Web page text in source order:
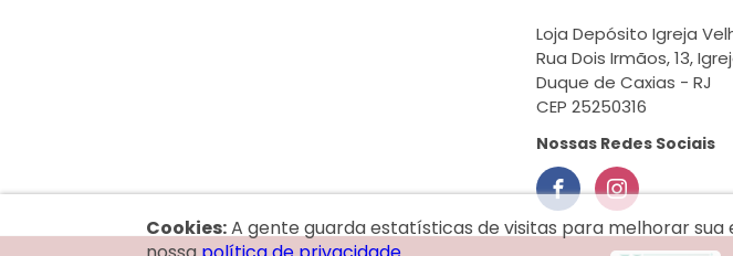
Loja Depósito Igreja
Rua Dois Irmãos, 13,
Duque de Caxias - RJ
CEP 25250316
Nossas Redes Sociais
Cookies:A gente guarda estatísticas de visitas para melhorar sua